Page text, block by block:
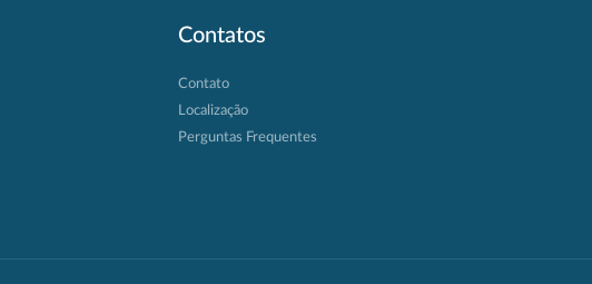
Contatos
Contato
Localização
Perguntas Frequentes